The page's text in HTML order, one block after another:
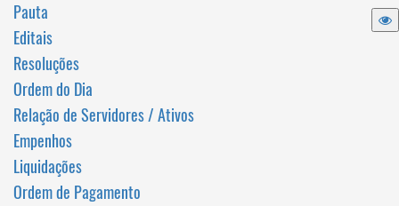
Pauta
Editais
Resoluções
Ordem do Dia
Relação de Servidores / Ativos
Empenhos
Liquidações
Ordem de Pagamento